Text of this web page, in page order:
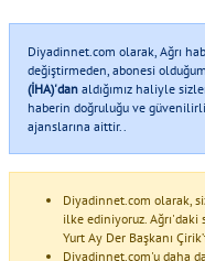
Diyadinnet.com olarak, Ağrı
değiştirmeden, abonesi
(İHA)'dan aldığımız haliyle
haberin doğruluğu ve
ajanslarına aittir..
Diyadinnet.com olarak,
ilke ediniyoruz. Ağrı'daki
Yurt Ay Der Başkanı
Diyadinnet.com'u daha